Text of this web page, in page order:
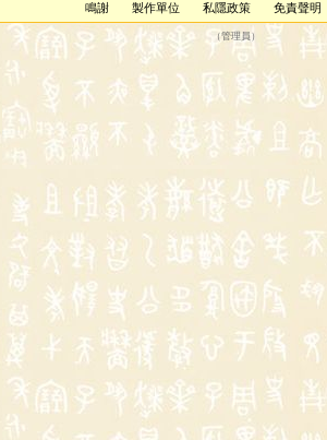
鳴謝
製作單位 私隱政策 免責聲明
（管理員 ）